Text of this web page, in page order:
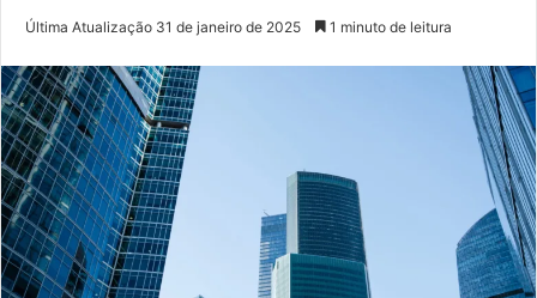
Última Atualização 31 de janeiro de 2025 1 minuto de leitura